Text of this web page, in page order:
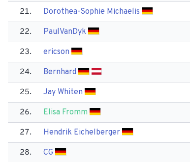
21. Dorothea-Sophie Michaelis
22. Paul​VanDyk
23. ericson
24. Bernhard
25. Jay Whiten
26. Elisa Fromm
27. Hendrik Eichelberger
28. CG